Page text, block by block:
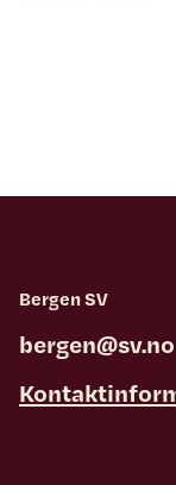
Bergen SV
bergen@sv.no